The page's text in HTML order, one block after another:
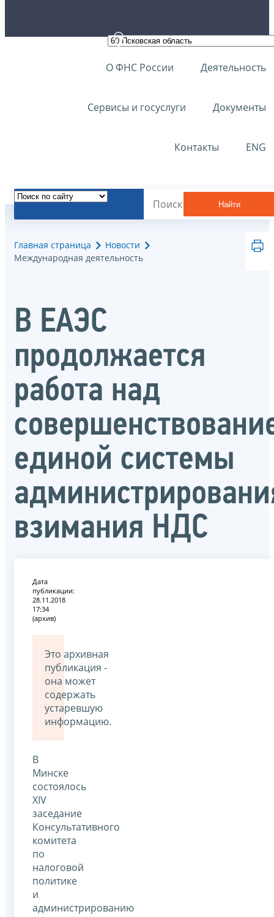
О ФНС России Деятельность
Сервисы и госуслуги Документы
Контакты ENG
Найти
Главная страница
Новости
Международная деятельность
В ЕАЭС
продолжается
работа над
единой системы
взимания НДС
Дата
публикации:
28.11.2018
17:34
(архив)
Это архивная
публикация -
она может
содержать
устаревшую
информацию.
В
Минске
состоялось
XIV
заседание
Консультативного
комитета
по
налоговой
политике
и
администрированию